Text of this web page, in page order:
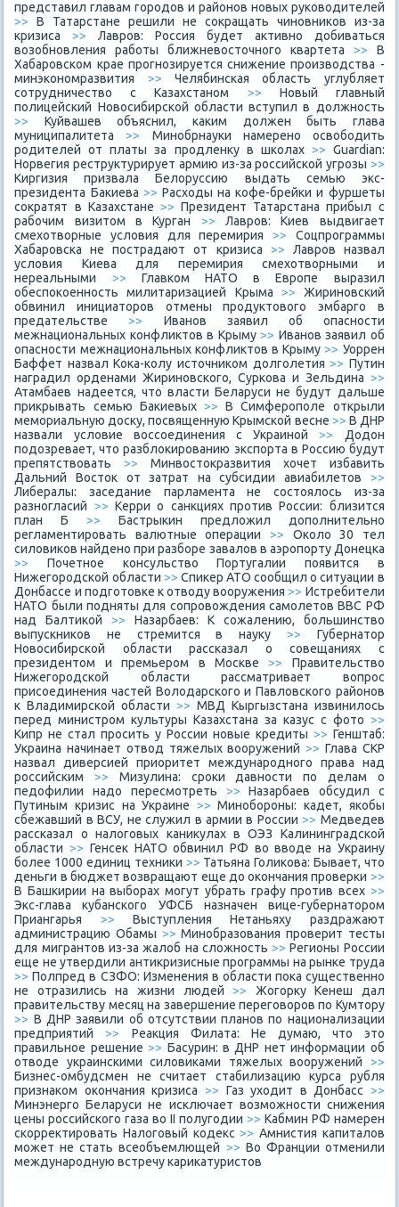
представил главам городов и районов новых руководителей
>>В Татарстане решили не сокращать чиновников из-за
кризиса>>Лавров: Россия будет активно добиваться
возобновления работы ближневосточного квартета >> В
Хабаровском крае прогнозируется снижение производства -
минэкономразвития >> Челябинская область углубляет
сотрудничество с Казахстаном >> Новый главный
полицейский Новосибирской области вступил в должность
>> Куйвашев объяснил, каким должен быть глава
муниципалитета>> Минобрнауки намерено освободить
родителей от платы за продленку в школах >> Guardian:
Норвегия реструктурирует армию из-за российской угрозы >>
Киргизия призвала Белоруссию выдать семью экс-
президента Бакиева >> Расходы на кофе-брейки и фуршеты
сократят в Казахстане >>Президент Татарстана прибыл с
рабочим визитом в Курган >> Лавров: Киев выдвигает
смехотворные условия для перемирия >> Соцпрограммы
Хабаровска не пострадают от кризиса >> Лавров назвал
условия Киева для перемирия смехотворными и
нереальными >> Главком НАТО в Европе выразил
обеспокоенность милитаризацией Крыма >> Жириновский
обвинил инициаторов отмены продуктового эмбарго в
предательстве>> Иванов заявил об опасности
межнациональных конфликтов в Крыму>> Иванов заявил об
опасности межнациональных конфликтов в Крыму>> Уоррен
Баффет назвал Кока-колу источником долголетия>> Путин
наградил орденами Жириновского, Суркова и Зельдина >>
Атамбаев надеется, что власти Беларуси не будут дальше
прикрывать семью Бакиевых >>В Симферополе открыли
мемориальную доску, посвященную Крымской весне >> В ДНР
назвали условие воссоединения с Украиной>> Додон
подозревает, что разблокированию экспорта в Россию будут
препятствовать>> Минвостокразвития хочет избавить
Дальний Восток от затрат на субсидии авиабилетов >>
Либералы: заседание парламента не состоялось из-за
разногласий >>Керри о санкциях против России: близится
план Б>> Бастрыкин предложил дополнительно
регламентировать валютные операции >> Около 30 тел
силовиков найдено при разборе завалов в аэропорту Донецка
>>Почетное консульство Португалии появится в
Нижегородской области >> Спикер АТО сообщил о ситуации в
Донбассе и подготовке к отводу вооружения>> Истребители
НАТО были подняты для сопровождения самолетов ВВС РФ
над Балтикой>> Назарбаев: К сожалению, большинство
выпускников не стремится в науку >> Губернатор
Новосибирской области рассказал о совещаниях с
президентом и премьером в Москве>> Правительство
Нижегородской области рассматривает вопрос
присоединения частей Володарского и Павловского районов
к Владимирской области >> МВД Кыргызстана извинилось
перед министром культуры Казахстана за казус с фото >>
Кипр не стал просить у России новые кредиты >> Генштаб:
Украина начинает отвод тяжелых вооружений>> Глава СКР
назвал диверсией приоритет международного права над
российским>> Мизулина: сроки давности по делам о
педофилии надо пересмотреть >>Назарбаев обсудил с
Путиным кризис на Украине >>Минобороны: кадет, якобы
сбежавший в ВСУ, не служил в армии в России>> Медведев
рассказал о налоговых каникулах в ОЭЗ Калининградской
области>> Генсек НАТО обвинил РФ во вводе на Украину
более 1000 единиц техники >> Татьяна Голикова: Бывает, что
деньги в бюджет возвращают еще до окончания проверки >>
В Башкирии на выборах могут убрать графу против всех >>
Экс-глава кубанского УФСБ назначен вице-губернатором
Приангарья >> Выступления Нетаньяху раздражают
администрацию Обамы >>Минобразования проверит тесты
для мигрантов из-за жалоб на сложность>>Регионы России
еще не утвердили антикризисные программы на рынке труда
>>Полпред в СЗФО: Изменения в области пока существенно
не отразились на жизни людей>> Жогорку Кенеш дал
правительству месяц на завершение переговоров по Кумтору
>> В ДНР заявили об отсутствии планов по национализации
предприятий>> Реакция Филата: Не думаю, что это
правильное решение>> Басурин: в ДНР нет информации об
отводе украинскими силовиками тяжелых вооружений >>
Бизнес-омбудсмен не считает стабилизацию курса рубля
признаком окончания кризиса >> Газ уходит в Донбасс >>
Минэнерго Беларуси не исключает возможности снижения
цены российского газа во II полугодии >> Кабмин РФ намерен
скорректировать Налоговый кодекс>> Амнистия капиталов
может не стать всеобъемлющей >> Во Франции отменили
международную встречу карикатуристов